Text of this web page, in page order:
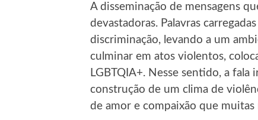
A disseminação de mensagens
devastadoras. Palavras
discriminação, levando a um
culminar em atos violentos,
LGBTQIA+. Nesse sentido, a
construção de um clima de
de amor e compaixão que